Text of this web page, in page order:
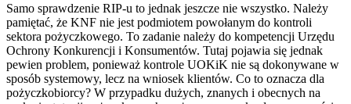
Samo sprawdzenie RIP-u to jednak jeszcze nie wszystko. Należy
pamiętać, że KNF nie jest podmiotem powołanym do kontroli
sektora pożyczkowego. To zadanie należy do kompetencji Urzędu
Ochrony Konkurencji i Konsumentów. Tutaj pojawia się jednak
pewien problem, ponieważ kontrole UOKiK nie są dokonywane w
sposób systemowy, lecz na wniosek klientów. Co to oznacza dla
pożyczkobiorcy? W przypadku dużych, znanych i obecnych na